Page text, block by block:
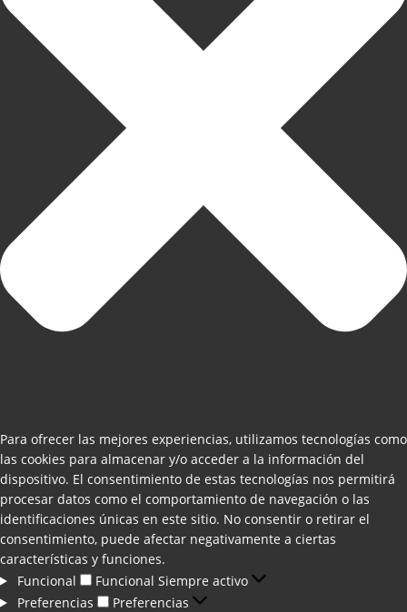
Para ofrecer las mejores experiencias, utilizamos tecnologías como
las cookies para almacenar y/o acceder a la información del
dispositivo. El consentimiento de estas tecnologías nos permitirá
procesar datos como el comportamiento de navegación o las
identificaciones únicas en este sitio. No consentir o retirar el
consentimiento, puede afectar negativamente a ciertas
características y funciones.
Funcional
Funcional Siempre activo
Preferencias
Preferencias